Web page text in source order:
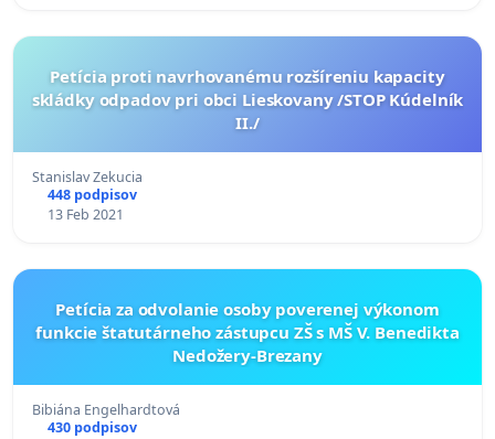
Petícia proti navrhovanému rozšíreniu kapacity
skládky odpadov pri obci Lieskovany /STOP Kúdelník
II./
Stanislav Zekucia
448 podpisov
13 Feb 2021
Petícia za odvolanie osoby poverenej výkonom
funkcie štatutárneho zástupcu ZŠ s MŠ V. Benedikta
Nedožery-Brezany
Bibiána Engelhardtová
430 podpisov